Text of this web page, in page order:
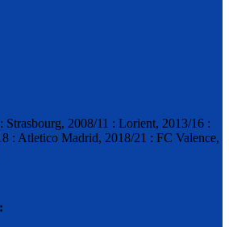
Strasbourg, 2008/11 : Lorient, 2013/16 :
: Atletico Madrid, 2018/21 : FC Valence,